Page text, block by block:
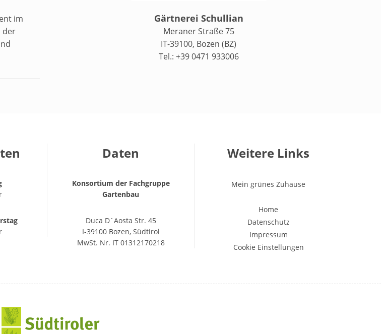
im
der
Gärtnerei Schullian
Meraner Straße 75
IT-39100, Bozen (BZ)
Tel.: +39 0471 933006
Daten
Konsortium der Fachgruppe
Gartenbau
Duca D`Aosta Str. 45
I-39100 Bozen, Südtirol
MwSt. Nr. IT 01312170218
Weitere Links
Mein grünes Zuhause
Home
Datenschutz
Impressum
Cookie Einstellungen